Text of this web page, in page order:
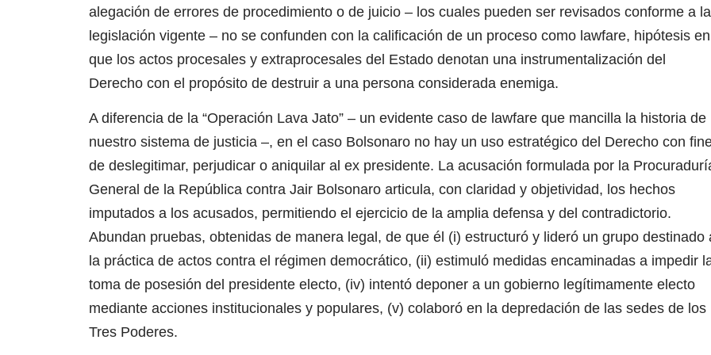
alegación de errores de procedimiento o de juicio – los cuales pueden ser revisados conforme a la
legislación vigente – no se confunden con la calificación de un proceso como lawfare, hipótesis en
que los actos procesales y extraprocesales del Estado denotan una instrumentalización del
Derecho con el propósito de destruir a una persona considerada enemiga.
A diferencia de la “Operación Lava Jato” – un evidente caso de lawfare que mancilla la historia de
nuestro sistema de justicia –, en el caso Bolsonaro no hay un uso estratégico del Derecho con
de deslegitimar, perjudicar o aniquilar al ex presidente. La acusación formulada por la
General de la República contra Jair Bolsonaro articula, con claridad y objetividad, los hechos
imputados a los acusados, permitiendo el ejercicio de la amplia defensa y del contradictorio.
Abundan pruebas, obtenidas de manera legal, de que él (i) estructuró y lideró un grupo destinado
la práctica de actos contra el régimen democrático, (ii) estimuló medidas encaminadas a impedir
toma de posesión del presidente electo, (iv) intentó deponer a un gobierno legítimamente electo
mediante acciones institucionales y populares, (v) colaboró en la depredación de las sedes de los
Tres Poderes.